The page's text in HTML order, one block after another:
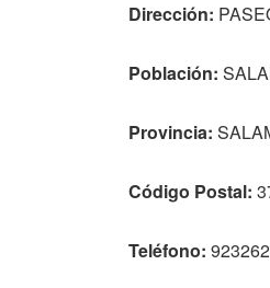
Dirección:
Población:
Provincia:
Código Postal:
Teléfono: